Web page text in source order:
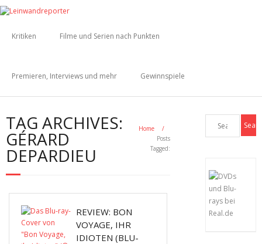
Kritiken Filme und Serien nach Punkten
Premieren, Interviews und mehr Gewinnspiele
TAG ARCHIVES:
GÉRARD
DEPARDIEU
Home
/
Posts
Tagged:
REVIEW: BON
VOYAGE, IHR
IDIOTEN (BLU-